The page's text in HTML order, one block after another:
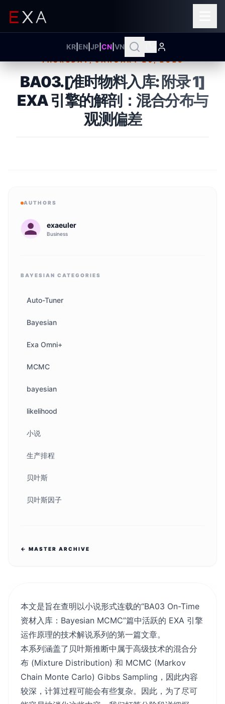
KR EN JP CN VN
Published on
THURSDAY, JANUARY 29, 2026
BA03.[准时物料入库: 附录 1]
EXA 引擎的解剖：混合分布与
观测偏差
AUTHORS
exaeuler
Business
BAYESIAN CATEGORIES
Auto-Tuner
Bayesian
Exa Omni+
MCMC
bayesian
likelihood
小说
生产排程
贝叶斯
贝叶斯因子
← MASTER ARCHIVE
本文是旨在查明以小说形式连载的“BA03 On-Time
资材入库：Bayesian MCMC”篇中活跃的 EXA 引擎
运作原理的技术解说系列的第一篇文章。
本系列涵盖了贝叶斯推断中属于高级技术的混合分
布 (Mixture Distribution) 和 MCMC (Markov
Chain Monte Carlo) Gibbs Sampling，因此内容
较深，计算过程可能会有些复杂。因此，为了尽可